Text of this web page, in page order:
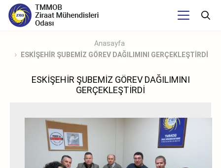
Anasayfa
ESKİŞEHİR ŞUBEMİZ GÖREV DAĞILIMINI GERÇEKLEŞTİRDİ
ESKİŞEHİR ŞUBEMİZ GÖREV DAĞILIMINI
GERÇEKLEŞTİRDİ